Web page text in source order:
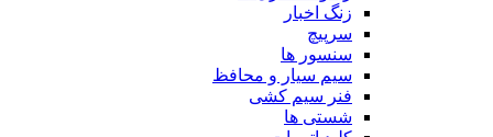
زنگ اخبار
سرپیچ
سنسور ها
سیم سیار و محافظ
فنر سیم کشی
شستی ها